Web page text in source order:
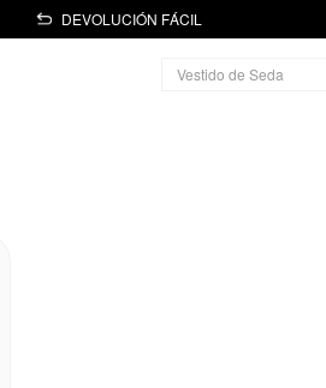
DEVOLUCIÓN FÁCIL